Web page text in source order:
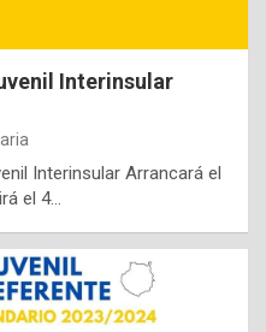
Interinsular
Interinsular Arrancará el
el 4…